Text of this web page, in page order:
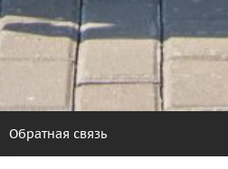
Обратная связь